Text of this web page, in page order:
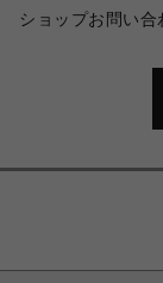
ショップお問い合